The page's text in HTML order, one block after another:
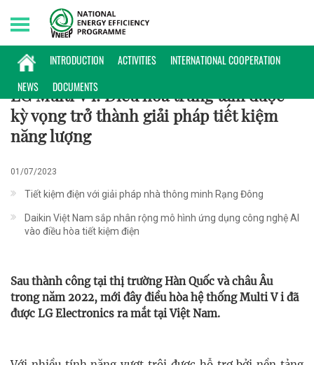
INTRODUCTION ACTIVITIES
INTERNATIONAL COOPERATION
NEWS
DOCUMENTS
Saturday, 08/08/2026 | 18:59 GMT+7
KHOA HỌC CÔNG NGHỆ
LG Multi V i: Điều hòa trung tâm được
kỳ vọng trở thành giải pháp tiết kiệm
năng lượng
01/07/2023
Tiết kiệm điện với giải pháp nhà thông minh Rạng Đông
Daikin Việt Nam sắp nhân rộng mô hình ứng dụng công nghệ AI
vào điều hòa tiết kiệm điện
Sau thành công tại thị trường Hàn Quốc và châu Âu
trong năm 2022, mới đây điều hòa hệ thống Multi V i đã
được LG Electronics ra mắt tại Việt Nam.